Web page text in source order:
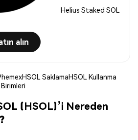
Helius Staked SOL
alın
HSOL SaklamaHSOL Kullanma
(HSOL)’i Nereden